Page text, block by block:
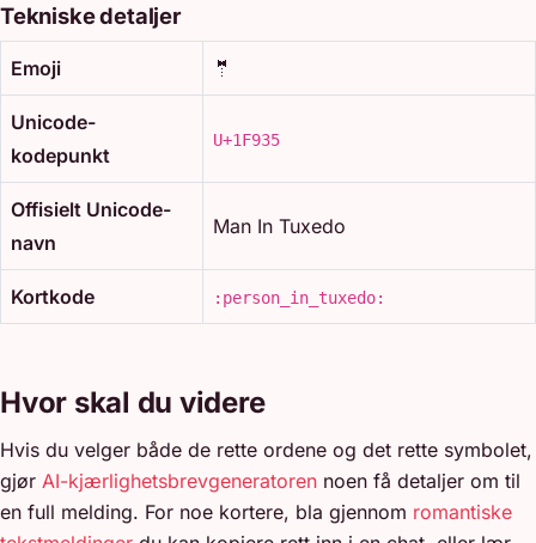
Tekniske detaljer
Emoji 🤵
Unicode-
kodepunkt
U+1F935
Offisielt Unicode-
navn
Man In Tuxedo
Kortkode :person_in_tuxedo:
Hvor skal du videre
Hvis du velger både de rette ordene og det rette symbolet,
gjør AI-kjærlighetsbrevgeneratoren noen få detaljer om til
en full melding. For noe kortere, bla gjennom romantiske